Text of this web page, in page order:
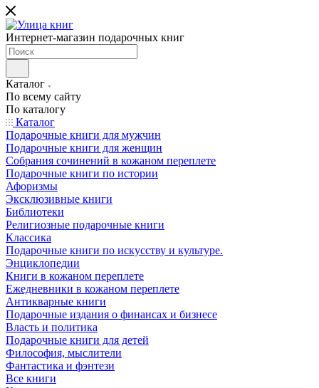
Интернет-магазин подарочных книг
Каталог
По всему сайту
По каталогу
Каталог
Подарочные книги для мужчин
Подарочные книги для женщин
Собрания сочинений в кожаном переплете
Подарочные книги по истории
Афоризмы
Эксклюзивные книги
Библиотеки
Религиозные подарочные книги
Классика
Подарочные книги по искусству и культуре.
Энциклопедии
Книги в кожаном переплете
Ежедневники в кожаном переплете
Антикварные книги
Подарочные издания о финансах и бизнесе
Власть и политика
Подарочные книги для детей
Философия, мыслители
Фантастика и фэнтези
Все книги